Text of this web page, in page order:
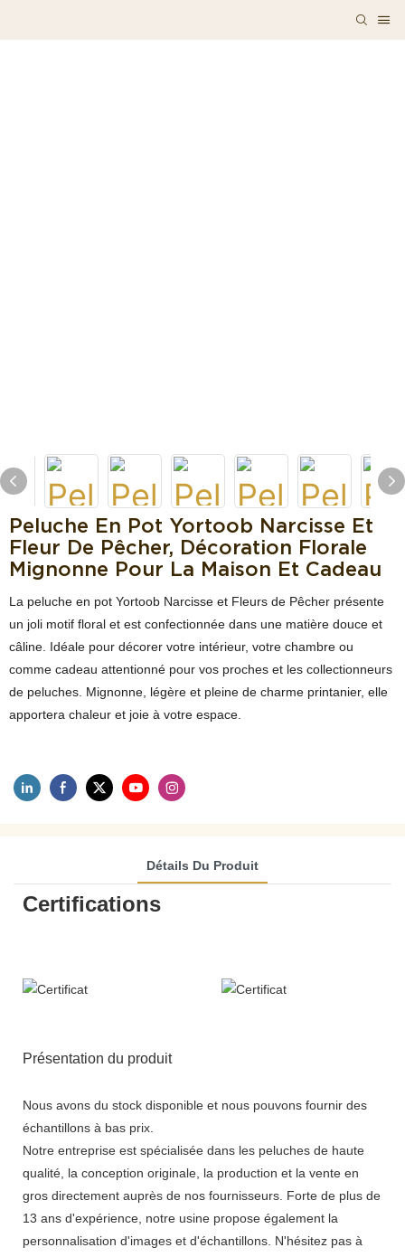
Peluche En Pot Yortoob Narcisse Et
Fleur De Pêcher, Décoration Florale
Mignonne Pour La Maison Et Cadeau
La peluche en pot Yortoob Narcisse et Fleurs de Pêcher présente
un joli motif floral et est confectionnée dans une matière douce et
câline. Idéale pour décorer votre intérieur, votre chambre ou
comme cadeau attentionné pour vos proches et les collectionneurs
de peluches. Mignonne, légère et pleine de charme printanier, elle
apportera chaleur et joie à votre espace.
Détails Du Produit
Certifications
Présentation du produit
Nous avons du stock disponible et nous pouvons fournir des
échantillons à bas prix.
Notre entreprise est spécialisée dans les peluches de haute
qualité, la conception originale, la production et la vente en
gros directement auprès de nos fournisseurs. Forte de plus de
13 ans d'expérience, notre usine propose également la
personnalisation d'images et d'échantillons. N'hésitez pas à